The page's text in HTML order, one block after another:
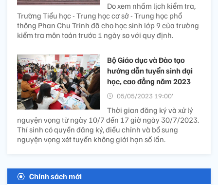
Do xem nhầm lịch kiểm tra,
Trường Tiểu học - Trung học cơ sở - Trung học phổ
thông Phan Chu Trinh đã cho học sinh lớp 9 của trường
kiểm tra môn toán trước 1 ngày so với quy định.
Bộ Giáo dục và Đào tạo
hướng dẫn tuyển sinh đại
học, cao đẳng năm 2023
05/05/2023 19:00’
Thời gian đăng ký và xử lý
nguyện vọng từ ngày 10/7 đến 17 giờ ngày 30/7/2023.
Thí sinh có quyền đăng ký, điều chỉnh và bổ sung
nguyện vọng xét tuyển không giới hạn số lần.
Chính sách mới